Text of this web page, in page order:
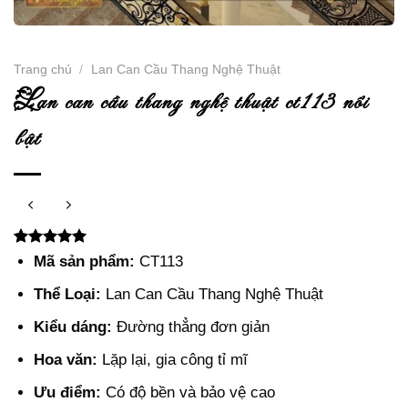
Trang chủ / Lan Can Cầu Thang Nghệ Thuật
lan can cầu thang nghệ thuật ct113 nổi
bật
5.00trên 5
dựa trên
2
đánh giá
Mã sản phẩm: CT113
Thể Loại: Lan Can Cầu Thang Nghệ Thuật
Kiểu dáng: Đường thẳng đơn giản
Hoa văn: Lặp lại, gia công tỉ mĩ
Ưu điểm: Có độ bền và bảo vệ cao